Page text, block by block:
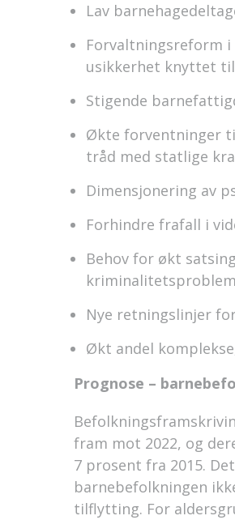
Lav
Forvaltningsreform
usikkerhet knyttet
Stigende
Økte forventninger
tråd med statlige
Dimensjonering av
Forhindre frafall i
Behov for økt
Nye retningslinjer
Økt andel
Prognose –
fram mot 2022, og
7 prosent fra 2015.
barnebefolkningen
tilflytting. For